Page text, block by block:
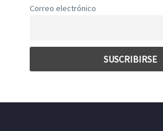
Correo electrónico